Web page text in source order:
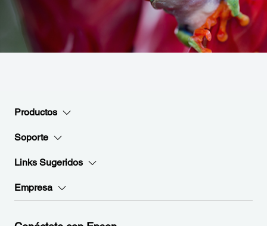
Productos
Soporte
Links Sugeridos
Empresa